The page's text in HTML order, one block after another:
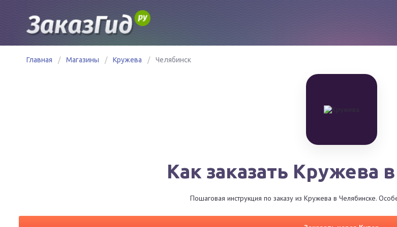
Главная / Магазины / Кружева / Челябинск
Как заказать Кружева
Пошаговая инструкция по заказу из Кружева в Челябинске.